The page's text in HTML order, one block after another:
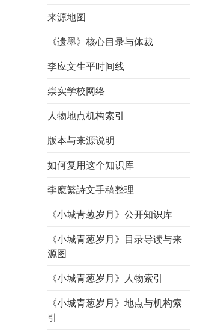
来源地图
《遗墨》核心目录与体裁
李应文生平时间线
崇实学校网络
人物地点机构索引
版本与来源说明
如何复用这个知识库
李應繁詩文手稿整理
《小城青葱岁月》公开知识库
《小城青葱岁月》目录导读与来
源图
《小城青葱岁月》人物索引
《小城青葱岁月》地点与机构索
引